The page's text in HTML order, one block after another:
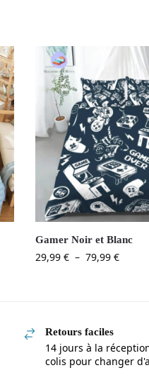
Gamer Noir et Blanc
29,99 € – 79,99 €
Retours faciles
14 jours à la
colis pour changer